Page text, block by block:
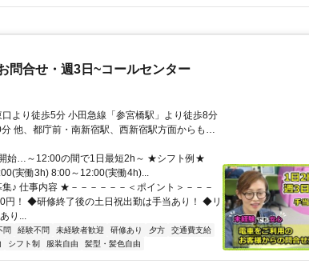
問合せ・週3日~コールセンター
参宮橋駅」より徒歩8分
もア
新線「初台駅」
始…～12:00の間で1日最短2h～ ★シフト例★
実働3h) 8:00～12:00(実働4h)...
♪ 仕事内容 ★－－－－－－＜ポイント＞－－－
！ ◆研修終了後の土日祝出勤は手当あり！ ◆リ
り...
問 経験不問 未経験者歓迎 研修あり 夕方
交通費支給
シフト制 服装自由 髪型・髪色自由